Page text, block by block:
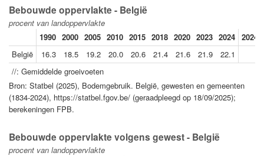
Bebouwde oppervlakte - België
procent van landoppervlakte
1990 2000 2005 2010 2015 2018 2020 2023 2024
België
16.3 18.5 19.2 20.0 20.6 21.4 21.6 21.9
22.1
//: Gemiddelde groeivoeten
Bron: Statbel (2025), Bodemgebruik. België, gewesten en gemeenten
(1834-2024), https://statbel.fgov.be/ (geraadpleegd op 18/09/2025);
berekeningen FPB.
Bebouwde oppervlakte volgens gewest - België
procent van landoppervlakte